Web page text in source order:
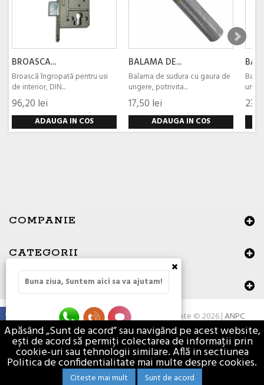
BROASCA...
Broascã îngropatã pentru usi
de interior, DIN...
96,20 lei
ADAUGA IN COS
BALAMA DE...
Balama de sudura cu gaura de
ungere, potrivita...
17,50 lei
ADAUGA IN COS
COMPANIE
CATEGORII
DATE DE CONTACT
Toate drepturile rezervate © 2026 |ANPC
Apăsând „Sunt de acord” sau navigând pe acest website,
ești de acord să permiți colectarea de informații prin
cookie-uri sau tehnologii similare. Află in sectiunea
Politica de confidentialitate mai multe despre cookies.
Citeste mai mult Sunt de acord
×
Buna ziua, Suntem aici sa va ajutam!